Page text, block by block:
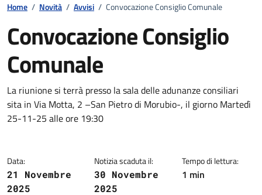
Home / Novità / Avvisi / Convocazione Consiglio Comunale
Convocazione Consiglio
Comunale
Dettagli della notizia
La riunione si terrà presso la sala delle adunanze consiliari
sita in Via Motta, 2 –San Pietro di Morubio-, il giorno Martedì
25-11-25 alle ore 19:30
Data:
21 Novembre
2025
Notizia scaduta il:
30 Novembre
2025
Tempo di lettura:
1 min